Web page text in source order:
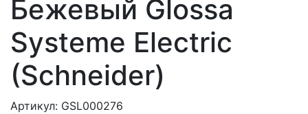
Бежевый Glossa
Systeme Electric
(Schneider)
Артикул: GSL000276